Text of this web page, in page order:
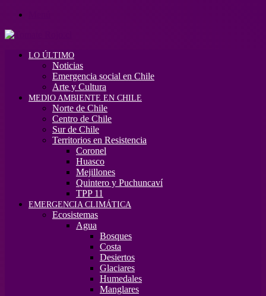
LO ÚLTIMO
Noticias
Emergencia social en Chile
Arte y Cultura
MEDIO AMBIENTE EN CHILE
Norte de Chile
Centro de Chile
Sur de Chile
Territorios en Resistencia
Coronel
Huasco
Mejillones
Quintero y Puchuncaví
TPP 11
EMERGENCIA CLIMÁTICA
Ecosistemas
Agua
Bosques
Costa
Desiertos
Glaciares
Humedales
Manglares